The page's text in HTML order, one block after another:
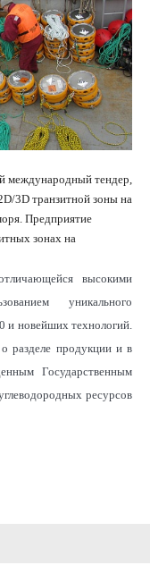
международный тендер,
3D транзитной зоны на
Предприятие
зонах на
высокими
уникального
и новейших технологий.
разделе продукции и в
Государственным
ресурсов